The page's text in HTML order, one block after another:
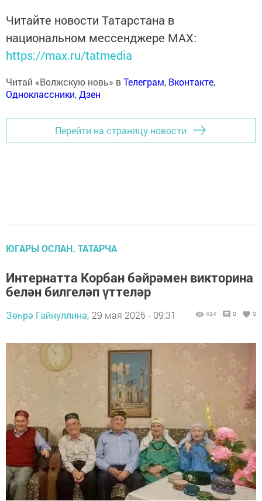
Читайте новости Татарстана в
национальном мессенджере MАХ:
https://max.ru/tatmedia
Читай «Волжскую новь» вТелеграм, Вконтакте,
Одноклассники,Дзен
Перейти на страницу новости
ЮГАРЫ ОСЛАН. ТАТАРЧА
Интернатта Корбан бәйрәмен викторина
белән билгеләп үттеләр
Зөһрә Гайнуллина, 29 мая 2026 - 09:31 434 0 0